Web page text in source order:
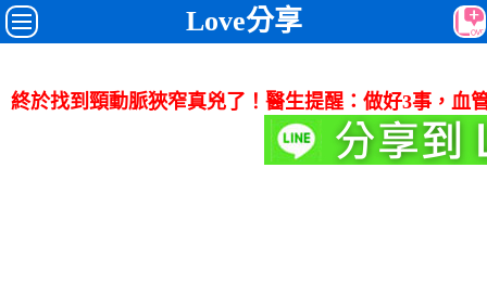
Love分享
終於找到頸動脈狹窄真兇了！醫生提醒：做好3事，血